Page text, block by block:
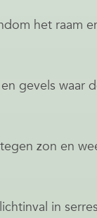
het raam
gevels waar
zon en
in